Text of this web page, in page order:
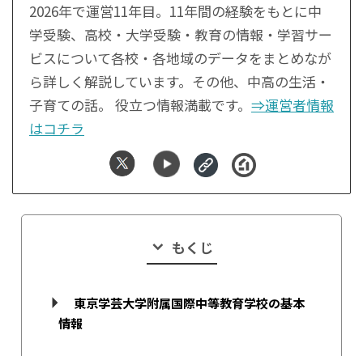
2026年で運営11年目。11年間の経験をもとに中
学受験、高校・大学受験・教育の情報・学習サー
ビスについて各校・各地域のデータをまとめなが
ら詳しく解説しています。その他、中高の生活・
子育ての話。 役立つ情報満載です。 ⇒運営者情報
はコチラ
もくじ
東京学芸大学附属国際中等教育学校の基本
情報